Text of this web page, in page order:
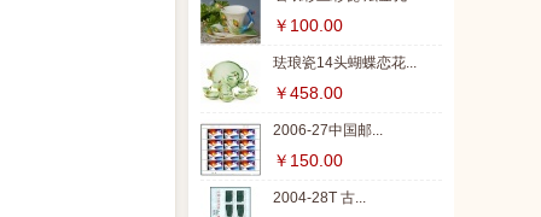
￥100.00
珐琅瓷14头蝴蝶恋花...
￥458.00
2006-27中国邮...
￥150.00
2004-28T 古...